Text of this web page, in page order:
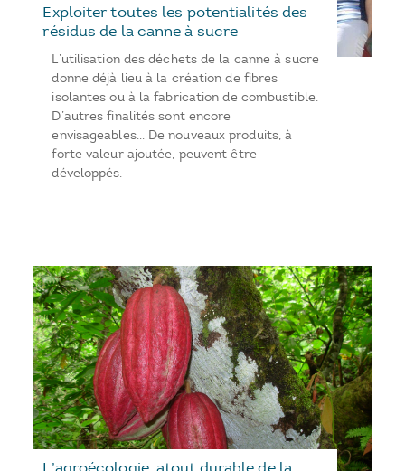
Exploiter toutes les potentialités des
résidus de la canne à sucre
L’utilisation des déchets de la canne à sucre
donne déjà lieu à la création de fibres
isolantes ou à la fabrication de combustible.
D’autres finalités sont encore
envisageables… De nouveaux produits, à
forte valeur ajoutée, peuvent être
développés.